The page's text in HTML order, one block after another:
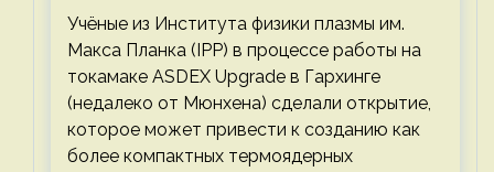
Учёные из Института физики плазмы им.
Макса Планка (IPP) в процессе работы на
токамаке ASDEX Upgrade в Гархинге
(недалеко от Мюнхена) сделали открытие,
которое может привести к созданию как
более компактных термоядерных